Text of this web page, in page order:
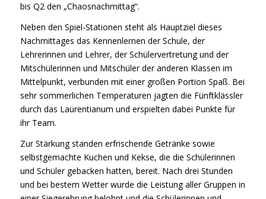
bis Q2 den „Chaosnachmittag“.
Neben den Spiel-Stationen steht als Hauptziel dieses
Nachmittages das Kennenlernen der Schule, der
Lehrerinnen und Lehrer, der Schülervertretung und der
Mitschülerinnen und Mitschüler der anderen Klassen im
Mittelpunkt, verbunden mit einer großen Portion Spaß. Bei
sehr sommerlichen Temperaturen jagten die Fünftklässler
durch das Laurentianum und erspielten dabei Punkte für
ihr Team.
Zur Stärkung standen erfrischende Getränke sowie
selbstgemachte Kuchen und Kekse, die die Schülerinnen
und Schüler gebacken hatten, bereit. Nach drei Stunden
und bei bestem Wetter wurde die Leistung aller Gruppen in